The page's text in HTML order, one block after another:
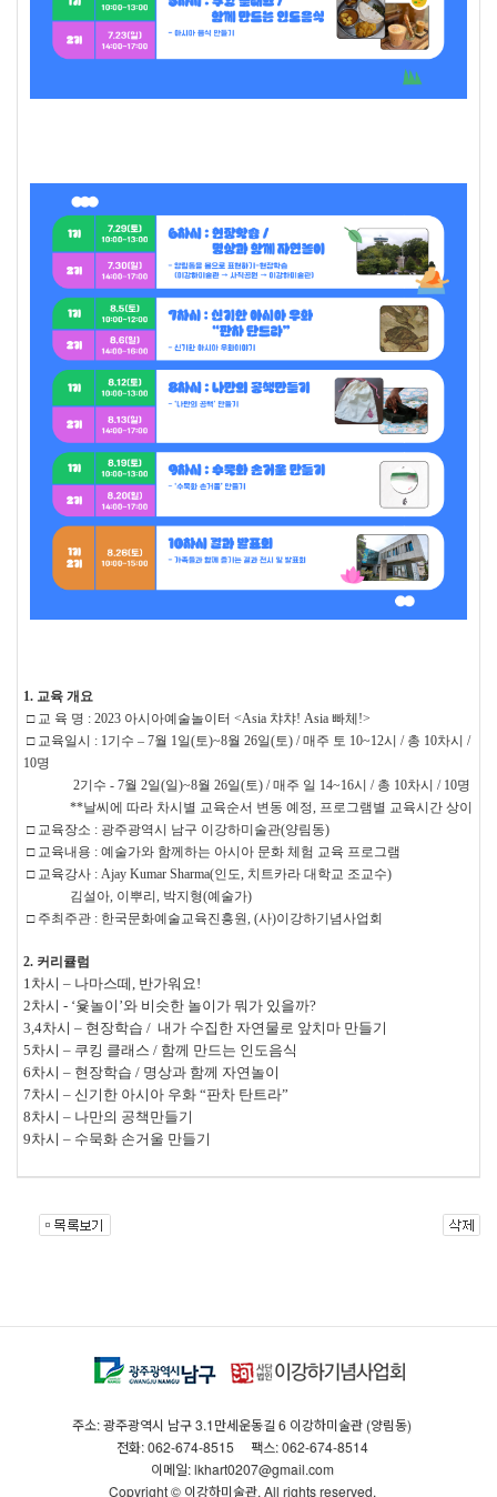
1. 교육 개요
□ 교 육 명 : 2023 아시아예술놀이터 <Asia 챠챠! Asia 빠체!>
□ 교육일시 : 1기수 – 7월 1일(토)~8월 26일(토) / 매주 토 10~12시 / 총 10차시 /
10명
2기수 - 7월 2일(일)~8월 26일(토) / 매주 일 14~16시 / 총 10차시 / 10명
**날씨에 따라 차시별 교육순서 변동 예정, 프로그램별 교육시간 상이
□ 교육장소 : 광주광역시 남구 이강하미술관(양림동)
□ 교육내용 : 예술가와 함께하는 아시아 문화 체험 교육 프로그램
□ 교육강사 : Ajay Kumar Sharma(인도, 치트카라 대학교 조교수)
김설아, 이뿌리, 박지형(예술가)
□ 주최주관 : 한국문화예술교육진흥원, (사)이강하기념사업회
2. 커리큘럼
1차시 – 나마스떼, 반가워요!
2차시 - ‘윷놀이’와 비슷한 놀이가 뭐가 있을까?
3,4차시 – 현장학습 / 내가 수집한 자연물로 앞치마 만들기
5차시 – 쿠킹 클래스 / 함께 만드는 인도음식
6차시 – 현장학습 / 명상과 함께 자연놀이
7차시 – 신기한 아시아 우화 “판차 탄트라”
8차시 – 나만의 공책만들기
9차시 – 수묵화 손거울 만들기
주소: 광주광역시 남구 3.1만세운동길 6 이강하미술관 (양림동)
전화: 062-674-8515
팩스: 062-674-8514
이메일: lkhart0207@gmail.com
Copyright © 이강하미술관. All rights reserved.